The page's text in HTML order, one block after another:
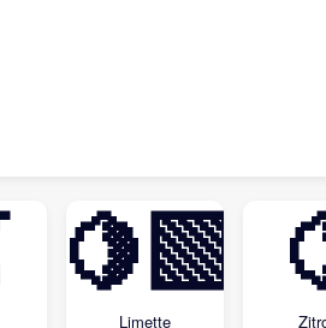
🍋‍🟩
Limette